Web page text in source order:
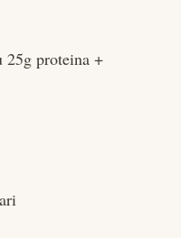
25g proteina +